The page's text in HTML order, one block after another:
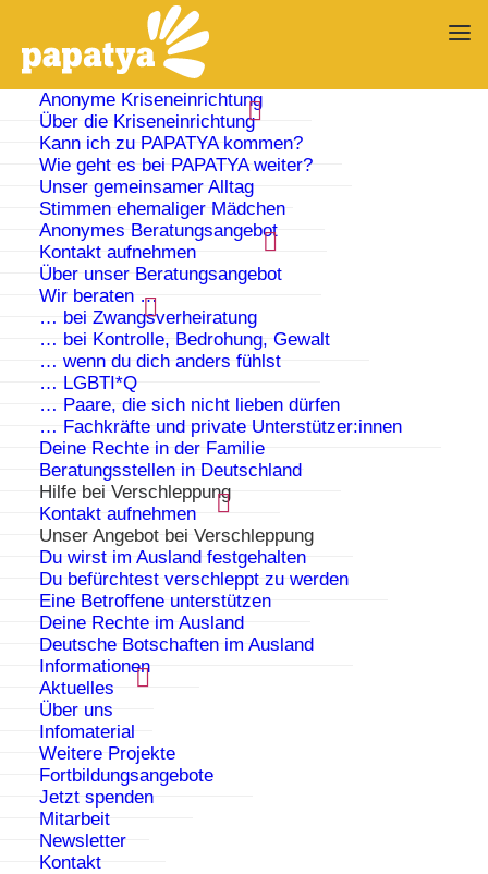
Anonyme Kriseneinrichtung
Über die Kriseneinrichtung
Kann ich zu PAPATYA kommen?
Wie geht es bei PAPATYA weiter?
Unser gemeinsamer Alltag
Stimmen ehemaliger Mädchen
Anonymes Beratungsangebot
Kontakt aufnehmen
Über unser Beratungsangebot
Wir beraten …
… bei Zwangsverheiratung
… bei Kontrolle, Bedrohung, Gewalt
… wenn du dich anders fühlst
… LGBTI*Q
… Paare, die sich nicht lieben dürfen
… Fachkräfte und private Unterstützer:innen
Deine Rechte in der Familie
Beratungsstellen in Deutschland
Hilfe bei Verschleppung
Kontakt aufnehmen
Unser Angebot bei Verschleppung
Du wirst im Ausland festgehalten
Du befürchtest verschleppt zu werden
Eine Betroffene unterstützen
Deine Rechte im Ausland
Deutsche Botschaften im Ausland
Informationen
Aktuelles
Über uns
Infomaterial
Weitere Projekte
Fortbildungsangebote
Jetzt spenden
Mitarbeit
Newsletter
Kontakt
Wehr dich gegen
Verschleppung!
Immer wieder werden Mädchen und junge
Frauen gegen ihren Willen in das Herkunftsland
ihrer Familie verschleppt und zwangsverheiratet.
Wenn du dich selbst gefährdet fühlst oder dir als
Außenstehende:r etwas auffällt, handle!
Ich werde gegen meinen
Willen im Ausland
festgehalten